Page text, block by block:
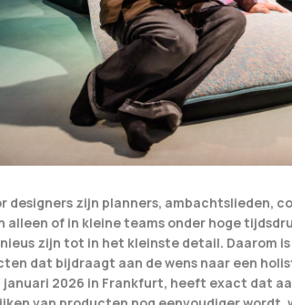
designers zijn planners, ambachtslieden,
alleen of in kleine teams onder hoge
zijn tot in het kleinste detail. Daarom
dat bijdraagt aan de wens naar een
januari 2026 in Frankfurt, heeft exact dat